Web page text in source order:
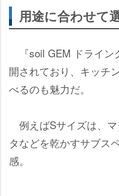
用途に合わせて
『soil GEM ドライン
開されており、キッチ
べるのも魅力だ。
例えばSサイズは、
タなどを乾かすサブス
感。